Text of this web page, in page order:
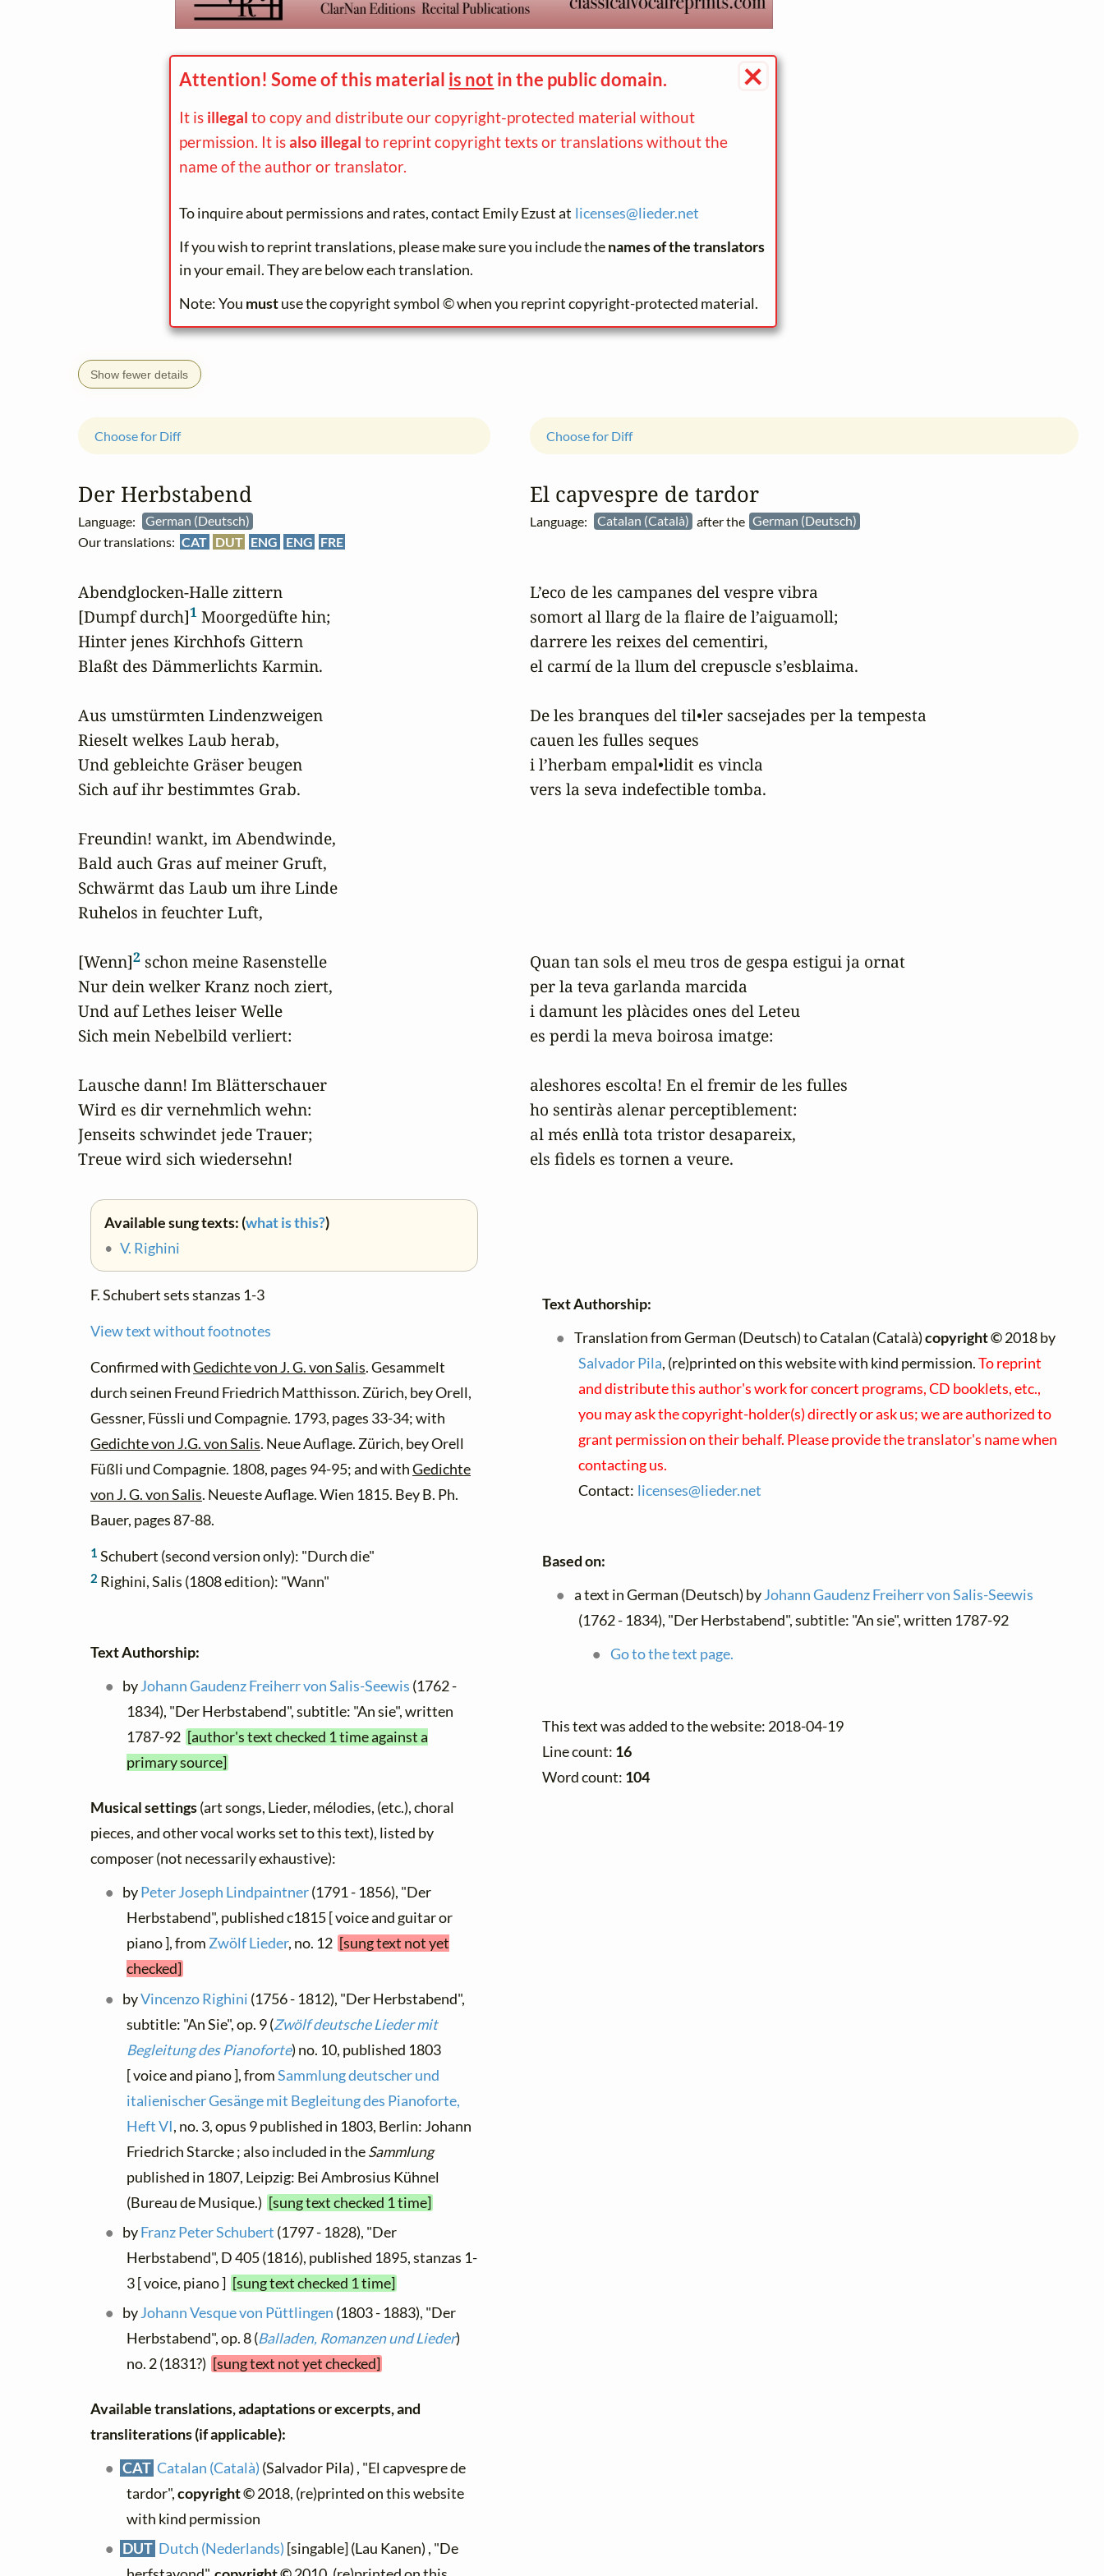
×
Attention! Some of this material is not in the public domain.
It is illegal to copy and distribute our copyright-protected material without
permission. It isalso illegal to reprint copyright texts or translations without the
name of the author or translator.
To inquire about permissions and rates, contact Emily Ezust at licenses@lieder.net
If you wish to reprint translations, please make sure you include thenames of the translators
in your email. They are below each translation.
Note: You mustuse the copyright symbol © when you reprint copyright-protected material.
Show fewer details
Der Herbstabend
Language:
German (Deutsch)
Our translations: CAT DUT ENG ENG FRE
Choose for Diff
Abendglocken-Halle zittern
[Dumpf durch]1 Moorgedüfte hin;
Hinter jenes Kirchhofs Gittern
Blaßt des Dämmerlichts Karmin.
Aus umstürmten Lindenzweigen
Rieselt welkes Laub herab,
Und gebleichte Gräser beugen
Sich auf ihr bestimmtes Grab.
Freundin! wankt, im Abendwinde,
Bald auch Gras auf meiner Gruft,
Schwärmt das Laub um ihre Linde
Ruhelos in feuchter Luft,
[Wenn]2 schon meine Rasenstelle
Nur dein welker Kranz noch ziert,
Und auf Lethes leiser Welle
Sich mein Nebelbild verliert:
Lausche dann! Im Blätterschauer
Wird es dir vernehmlich wehn:
Jenseits schwindet jede Trauer;
Treue wird sich wiedersehn!
Available sung texts: (what is this?)
• V. Righini
F. Schubert sets stanzas 1-3
View text without footnotes
Confirmed withGedichte von J. G. von Salis. Gesammelt
durch seinen Freund Friedrich Matthisson. Zürich, bey Orell,
Gessner, Füssli und Compagnie. 1793, pages 33-34; with
Gedichte von J.G. von Salis. Neue Auflage. Zürich, bey Orell
Füßli und Compagnie. 1808, pages 94-95; and withGedichte
von J. G. von Salis. Neueste Auflage. Wien 1815. Bey B. Ph.
Bauer, pages 87-88.
1 Schubert (second version only): "Durch die"
2 Righini, Salis (1808 edition): "Wann"
Text Authorship:
byJohann Gaudenz Freiherr von Salis-Seewis (1762 -
1834), "Der Herbstabend", subtitle: "An sie", written
1787-92 [author's text checked 1 time against a
primary source]
Musical settings(art songs, Lieder, mélodies, (etc.), choral
pieces, and other vocal works set to this text), listed by
composer (not necessarily exhaustive):
byPeter Joseph Lindpaintner(1791 - 1856), "Der
Herbstabend", published c1815 [ voice and guitar or
piano ], fromZwölf Lieder, no. 12 [sung text not yet
checked]
byVincenzo Righini (1756 - 1812), "Der Herbstabend",
subtitle: "An Sie", op. 9 (Zwölf deutsche Lieder mit
Begleitung des Pianoforte) no. 10, published 1803
[ voice and piano ], fromSammlung deutscher und
italienischer Gesänge mit Begleitung des Pianoforte,
Heft VI, no. 3, opus 9 published in 1803, Berlin: Johann
Friedrich Starcke ; also included in theSammlung
published in 1807, Leipzig: Bei Ambrosius Kühnel
(Bureau de Musique.) [sung text checked 1 time]
byFranz Peter Schubert (1797 - 1828), "Der
Herbstabend", D 405 (1816), published 1895, stanzas 1-
3 [ voice, piano ] [sung text checked 1 time]
byJohann Vesque von Püttlingen (1803 - 1883), "Der
Herbstabend", op. 8 (Balladen, Romanzen und Lieder)
no. 2 (1831?) [sung text not yet checked]
Available translations, adaptations or excerpts, and
transliterations (if applicable):
CAT Catalan (Català) (Salvador Pila) , "El capvespre de
tardor",copyright ©2018, (re)printed on this website
with kind permission
DUT Dutch (Nederlands) [singable] (Lau Kanen) , "De
El capvespre de tardor
Language: Catalan (Català) after the German (Deutsch)
Choose for Diff
L’eco de les campanes del vespre vibra
somort al llarg de la flaire de l’aiguamoll;
darrere les reixes del cementiri,
el carmí de la llum del crepuscle s’esblaima.
De les branques del til•ler sacsejades per la tempesta
cauen les fulles seques
i l’herbam empal•lidit es vincla
vers la seva indefectible tomba.
Quan tan sols el meu tros de gespa estigui ja ornat
per la teva garlanda marcida
i damunt les plàcides ones del Leteu
es perdi la meva boirosa imatge:
aleshores escolta! En el fremir de les fulles
ho sentiràs alenar perceptiblement:
al més enllà tota tristor desapareix,
els fidels es tornen a veure.
Text Authorship:
Translation from German (Deutsch) to Catalan (Català)copyright ©2018 by
Salvador Pila, (re)printed on this website with kind permission.To reprint
and distribute this author's work for concert programs, CD booklets, etc.,
you may ask the copyright-holder(s) directly or ask us; we are authorized to
grant permission on their behalf. Please provide the translator's name when
contacting us.
Contact: licenses@lieder.net
Based on:
a text in German (Deutsch) byJohann Gaudenz Freiherr von Salis-Seewis
(1762 - 1834), "Der Herbstabend", subtitle: "An sie", written 1787-92
Go to the text page.
This text was added to the website: 2018-04-19
Line count: 16
Word count: 104